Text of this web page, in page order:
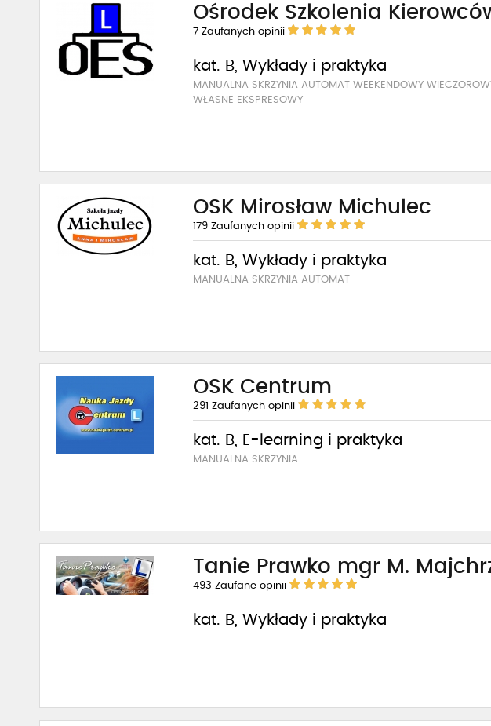
Ośrodek Szkolenia
7 Zaufanych opinii
kat. B, Wykłady i praktyka
MANUALNA SKRZYNIA AUTOMAT WEEKENDOWY
WŁASNE EKSPRESOWY
OSK Mirosław Michulec
179 Zaufanych opinii
kat. B, Wykłady i praktyka
MANUALNA SKRZYNIA AUTOMAT
OSK Centrum
291 Zaufanych opinii
kat. B, E-learning i praktyka
MANUALNA SKRZYNIA
Tanie Prawko mgr M.
493 Zaufane opinii
kat. B, Wykłady i praktyka